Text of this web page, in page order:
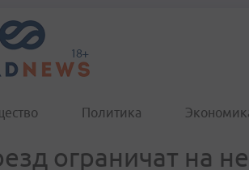
Политика
ограничат на